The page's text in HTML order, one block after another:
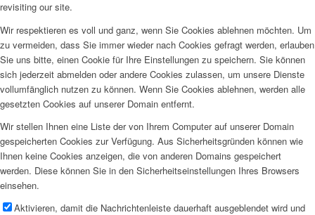
revisiting our site.
Wir respektieren es voll und ganz, wenn Sie Cookies ablehnen möchten. Um
zu vermeiden, dass Sie immer wieder nach Cookies gefragt werden, erlauben
Sie uns bitte, einen Cookie für Ihre Einstellungen zu speichern. Sie können
sich jederzeit abmelden oder andere Cookies zulassen, um unsere Dienste
vollumfänglich nutzen zu können. Wenn Sie Cookies ablehnen, werden alle
gesetzten Cookies auf unserer Domain entfernt.
Wir stellen Ihnen eine Liste der von Ihrem Computer auf unserer Domain
gespeicherten Cookies zur Verfügung. Aus Sicherheitsgründen können wie
Ihnen keine Cookies anzeigen, die von anderen Domains gespeichert
werden. Diese können Sie in den Sicherheitseinstellungen Ihres Browsers
einsehen.
Aktivieren, damit die Nachrichtenleiste dauerhaft ausgeblendet wird und